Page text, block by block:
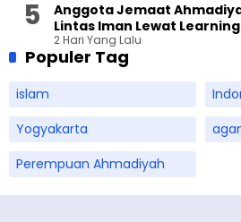
Anggota Jemaat
Lintas Iman Lewat
Festival di Yogyakarta
2 Hari Yang Lalu
Populer Tag
islam
Yogyakarta
Perempuan Ahmadiyah